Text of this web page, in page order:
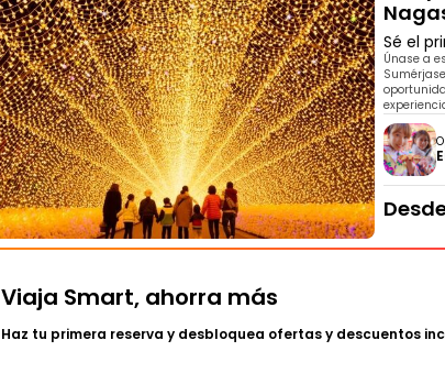
Sé el
Únase a
Viaja Smart, ahorra más
Haz tu primera reserva y desbloquea ofertas y descuentos